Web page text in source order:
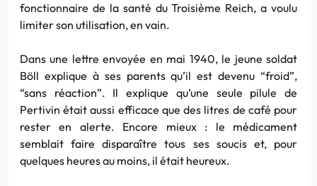
fonctionnaire de la santé du Troisième Reich, a voulu
limiter son utilisation, en vain.
Dans une lettre envoyée en mai 1940, le jeune soldat
Böll explique à ses parents qu’il est devenu “froid”,
“sans réaction”. Il explique qu’une seule pilule de
Pertivin était aussi efficace que des litres de café pour
rester en alerte. Encore mieux : le médicament
semblait faire disparaître tous ses soucis et, pour
quelques heures au moins, il était heureux.